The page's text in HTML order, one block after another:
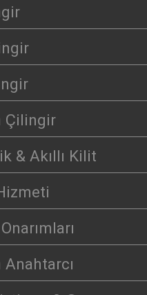
Çilingir
& Akıllı Kilit
Anahtarcı